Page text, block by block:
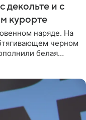
декольте и с
курорте
наряде. На
черном
белая